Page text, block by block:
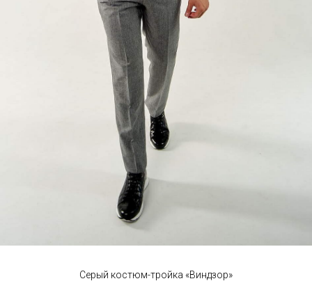
Серый костюм-тройка «Виндзор»